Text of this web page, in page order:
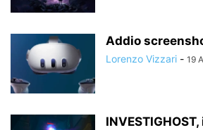
Addio
Lorenzo Vizzari - 19